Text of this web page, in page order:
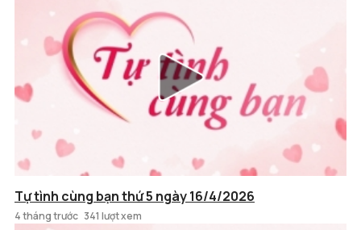
Tự tình cùng bạn thứ 5 ngày 16/4/2026
4 tháng trước 341 lượt xem